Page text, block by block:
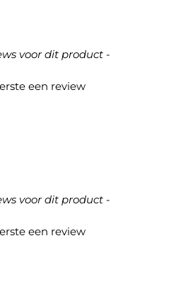
voor dit product -
een review
voor dit product -
een review